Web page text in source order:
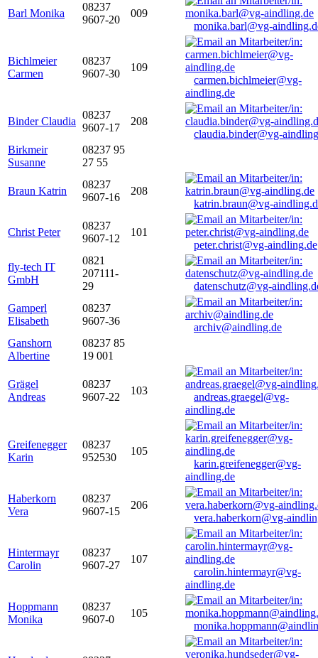
Barl Monika
08237
9607-20
009
monika.barl@vg-
Bichlmeier
Carmen
08237
9607-30
109
carmen.bichlmeier@vg-
aindling.de
Binder Claudia
08237
9607-17
208
claudia.binder@vg-
Birkmeir
Susanne
08237 95
27 55
Braun Katrin
08237
9607-16
208
katrin.braun@vg-
Christ Peter
08237
9607-12
101
peter.christ@vg-aindling.de
fly-tech IT
GmbH
0821
207111-
29
datenschutz@vg-
Gamperl
Elisabeth
08237
9607-36
archiv@aindling.de
Ganshorn
Albertine
08237 85
19 001
Grägel
Andreas
08237
9607-22
103
andreas.graegel@vg-
aindling.de
Greifenegger
Karin
08237
952530
105
karin.greifenegger@vg-
aindling.de
Haberkorn
Vera
08237
9607-15
206
vera.haberkorn@vg-
Hintermayr
Carolin
08237
9607-27
107
carolin.hintermayr@vg-
aindling.de
Hoppmann
Monika
08237
9607-0
105